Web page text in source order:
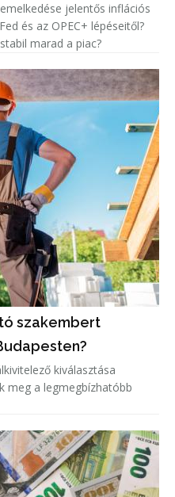
jelentős inflációs
és az OPEC+ lépéseitől?
marad a piac?
szakembert
kiválasztása
meg a legmegbízhatóbb